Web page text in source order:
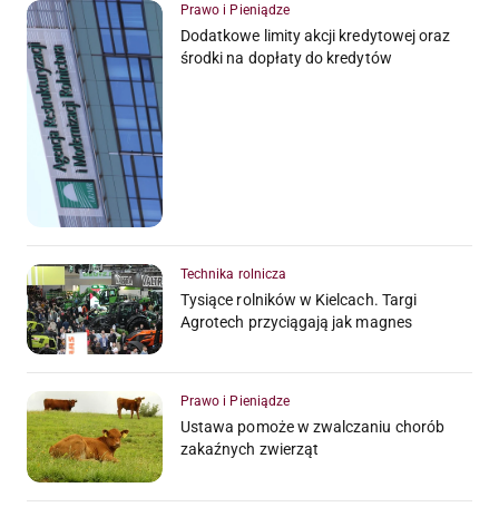
Prawo i Pieniądze
Dodatkowe limity akcji kredytowej oraz
środki na dopłaty do kredytów
Technika rolnicza
Tysiące rolników w Kielcach. Targi
Agrotech przyciągają jak magnes
Prawo i Pieniądze
Ustawa pomoże w zwalczaniu chorób
zakaźnych zwierząt